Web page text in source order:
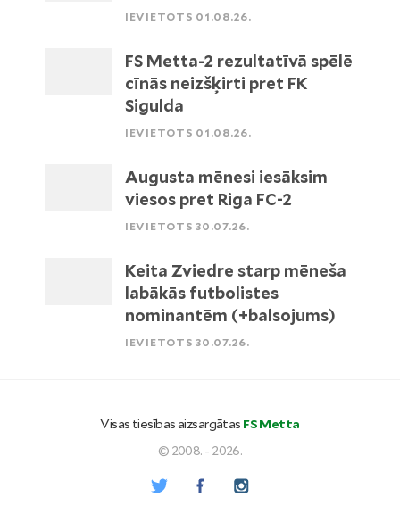
IEVIETOTS 01.08.26.
FS Metta-2 rezultatīvā spēlē
cīnās neizšķirti pret FK
Sigulda
IEVIETOTS 01.08.26.
Augusta mēnesi iesāksim
viesos pret Riga FC-2
IEVIETOTS 30.07.26.
Keita Zviedre starp mēneša
labākās futbolistes
nominantēm (+balsojums)
IEVIETOTS 30.07.26.
Visas tiesības aizsargātas FS Metta
© 2008. - 2026.